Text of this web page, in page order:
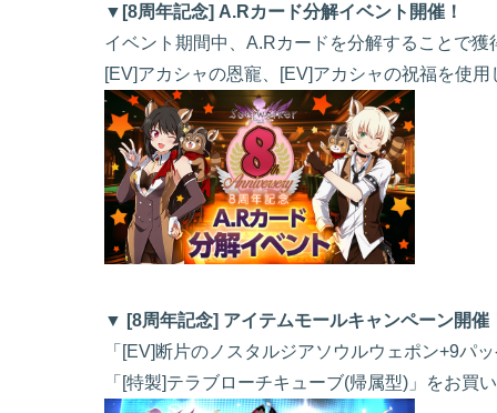
▼[8周年記念] A.Rカード分解イベント開催！
イベント期間中、A.Rカードを分解することで獲
[EV]アカシャの恩寵、[EV]アカシャの祝福を使
▼ [8周年記念] アイテムモールキャンペーン開催
「[EV]断片のノスタルジアソウルウェポン+9パ
「[特製]テラブローチキューブ(帰属型)」をお買